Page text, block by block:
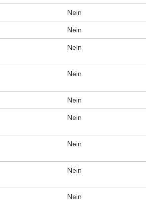
Nein
Nein
Nein
Nein
Nein
Nein
Nein
Nein
Nein